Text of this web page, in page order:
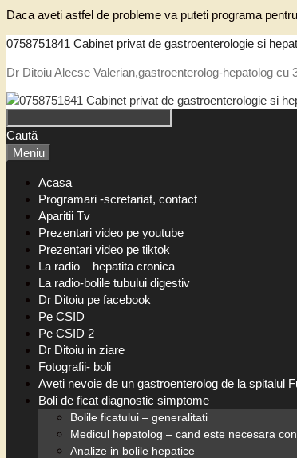
Daca aveti astfel de probleme va puteti programa
0758751841 Cabinet privat de gastroenterologie si
Dr Ditoiu Alecse Valerian,gastroenterolog-hepatolog cu
Caută
Meniu
Acasa
Programari -scretariat, contact
Aparitii Tv
Prezentari video pe youtube
Prezentari video pe tiktok
La radio – hepatita cronica
La radio-bolile tubului digestiv
Dr Ditoiu pe facebook
Pe CSID
Pe CSID 2
Dr Ditoiu in ziare
Fotografii- boli
Aveti nevoie de un gastroenterolog de la spitalul
Boli de ficat diagnostic simptome
Bolile ficatului – generalitati
Medicul hepatolog – cand este necesara
Analize in bolile hepatice